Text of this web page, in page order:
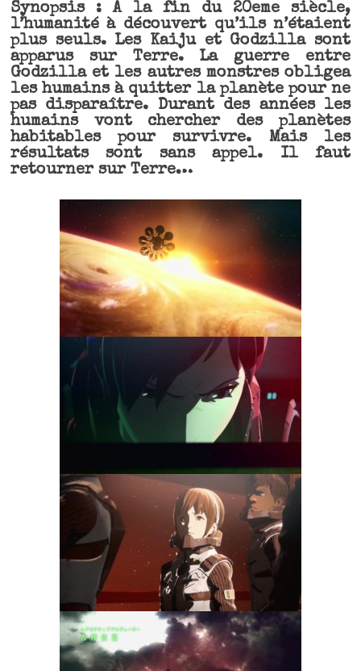
Synopsis : A la fin du 20eme siècle,
l’humanité à découvert qu’ils n’étaient
plus seuls. Les Kaiju et Godzilla sont
apparus sur Terre. La guerre entre
Godzilla et les autres monstres obligea
les humains à quitter la planète pour ne
pas disparaître. Durant des années les
humains vont chercher des planètes
habitables pour survivre. Mais les
résultats sont sans appel. Il faut
retourner sur Terre…